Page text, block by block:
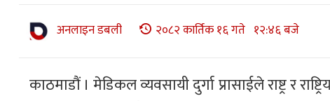
अनलाइन डबली २०८२ कार्तिक १६ गते १२:४६ बजे
काठमाडौं । मेडिकल व्यवसायी दुर्गा प्रासाईले राष्ट्र र